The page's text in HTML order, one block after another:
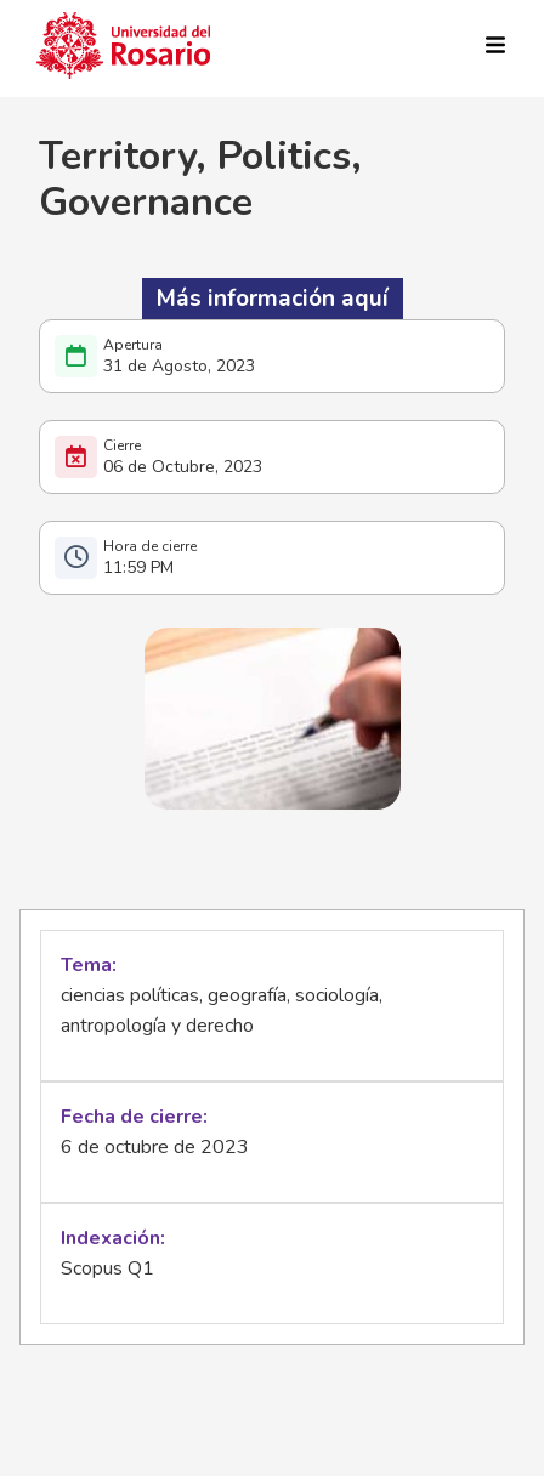
31 de Agosto, 2023
06 de Octubre, 2023
11:59 PM
Territory, Politics,
Governance
Más información aquí
Tema
ciencias políticas, geografía, sociología,
antropología y derecho
Fecha de cierre
6 de octubre de 2023
Indexación
Scopus Q1